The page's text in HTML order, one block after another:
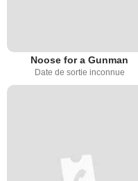
Noose for a Gunman
Date de sortie inconnue